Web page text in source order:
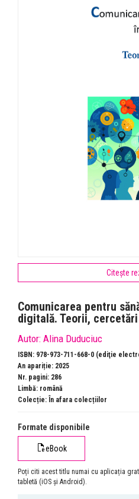
Citește
Comunicarea pentru
digitală. Teorii,
Autor: Alina Duduciuc
ISBN: 978-973-711-668-0 (ediţie
An apariție: 2025
Nr. pagini: 286
Limbă: română
Colecție: În afara colecțiilor
Formate disponibile
eBook
Poți citi acest titlu numai cu aplicația
tabletă (iOS și Android).